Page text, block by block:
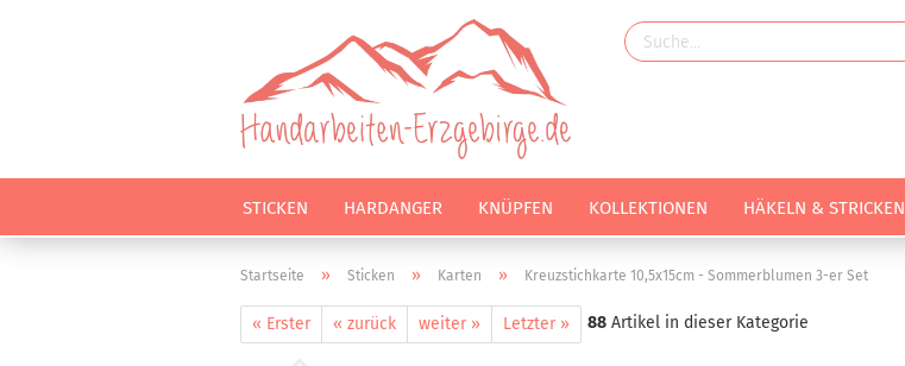
STICKEN HARDANGER KNÜPFEN KOLLEKTIONEN HÄKELN & STRICKEN
Startseite » Sticken » Karten » Kreuzstichkarte 10,5x15cm - Sommerblumen 3-er Set
« Erster « zurück weiter » Letzter » 88 Artikel in dieser Kategorie